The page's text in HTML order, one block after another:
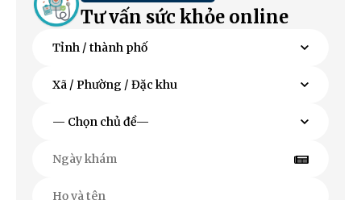
Tư vấn sức khỏe online